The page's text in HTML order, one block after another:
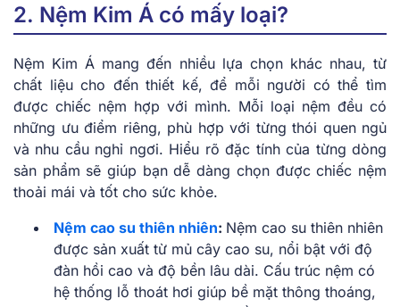
2. Nệm Kim Á có mấy loại?
Nệm Kim Á mang đến nhiều lựa chọn khác nhau, từ
chất liệu cho đến thiết kế, để mỗi người có thể tìm
được chiếc nệm hợp với mình. Mỗi loại nệm đều có
những ưu điểm riêng, phù hợp với từng thói quen ngủ
và nhu cầu nghỉ ngơi. Hiểu rõ đặc tính của từng dòng
sản phẩm sẽ giúp bạn dễ dàng chọn được chiếc nệm
thoải mái và tốt cho sức khỏe.
Nệm cao su thiên nhiên: Nệm cao su thiên nhiên
được sản xuất từ mủ cây cao su, nổi bật với độ
đàn hồi cao và độ bền lâu dài. Cấu trúc nệm có
hệ thống lỗ thoát hơi giúp bề mặt thông thoáng,